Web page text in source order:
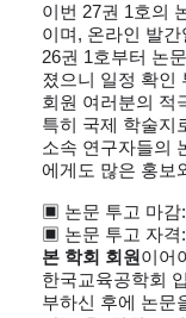
이번 27권 1호의
이며 , 온라인 발간
26권 1호부터 논
졌으니 일정 확인
회원 여러분의 적
특히 국제 학술지
소속 연구자들의
에게도 많은 홍보
▣ 논문 투고 마감:
▣ 논문 투고 자격:
본 학회 회원 이어
한국교육공학회
부하신 후에 논문